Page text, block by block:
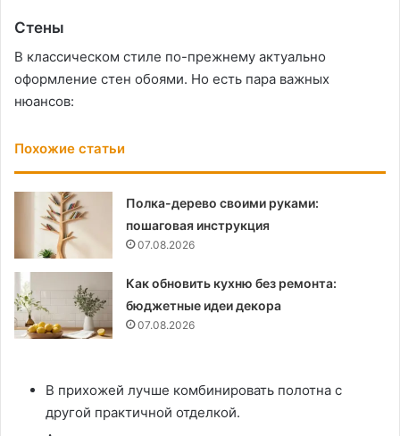
Стены
В классическом стиле по-прежнему актуально
оформление стен обоями. Но есть пара важных
нюансов:
Похожие статьи
Полка-дерево своими руками:
пошаговая инструкция
07.08.2026
Как обновить кухню без ремонта:
бюджетные идеи декора
07.08.2026
В прихожей лучше комбинировать полотна с
другой практичной отделкой.